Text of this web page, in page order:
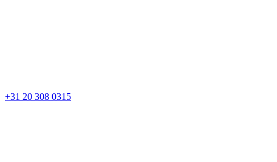
+31 20 308 0315